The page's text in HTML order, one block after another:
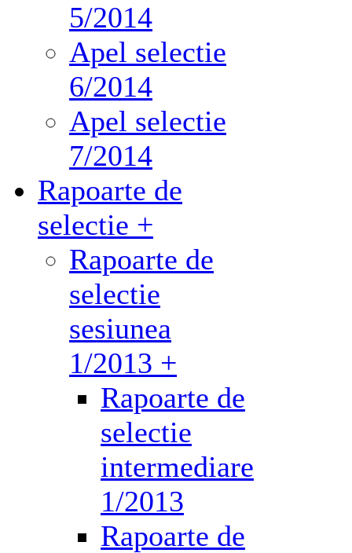
5/2014
Apel selectie
6/2014
Apel selectie
7/2014
Rapoarte de
selectie +
Rapoarte de
selectie
sesiunea
1/2013 +
Rapoarte de
selectie
intermediare
1/2013
Rapoarte de